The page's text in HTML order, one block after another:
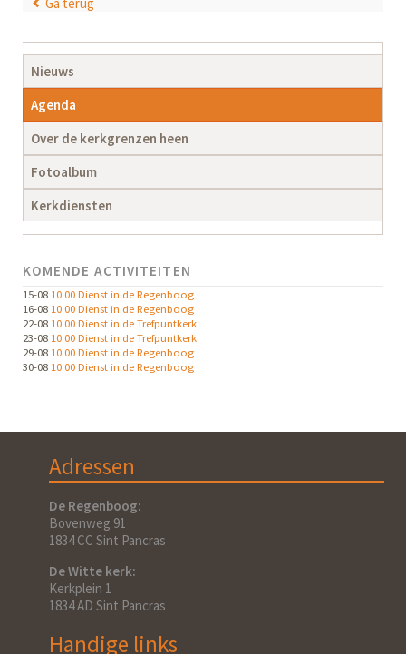
Navigatie
overslaan
Nieuws
Agenda
Over de kerkgrenzen heen
Fotoalbum
Kerkdiensten
KOMENDE ACTIVITEITEN
15-08 10.00 Dienst in de Regenboog
16-08 10.00 Dienst in de Regenboog
22-08 10.00 Dienst in de Trefpuntkerk
23-08 10.00 Dienst in de Trefpuntkerk
29-08 10.00 Dienst in de Regenboog
30-08 10.00 Dienst in de Regenboog
Adressen
De Regenboog:
Bovenweg 91
1834 CC Sint Pancras
De Witte kerk:
Kerkplein 1
1834 AD Sint Pancras
Handige links